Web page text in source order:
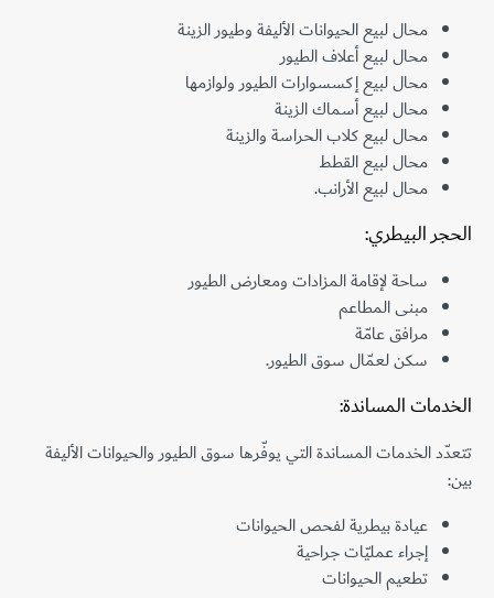
محال لبيع الحيوانات الأليفة وطيور الزينة
محال لبيع أعلاف الطيور
محال لبيع إكسسوارات الطيور ولوازمها
محال لبيع أسماك الزينة
محال لبيع كلاب الحراسة والزينة
محال لبيع القطط
محال لبيع الأرانب.
الحجر البيطري:
ساحة لإقامة المزادات ومعارض الطيور
مبنى المطاعم
مرافق عامّة
سكن لعمّال سوق الطيور.
الخدمات المساندة:
تتعدّد الخدمات المساندة التي يوفّرها سوق الطيور والحيوانات الأليفة
بين:
عيادة بيطرية لفحص الحيوانات
إجراء عمليّات جراحية
تطعيم الحيوانات